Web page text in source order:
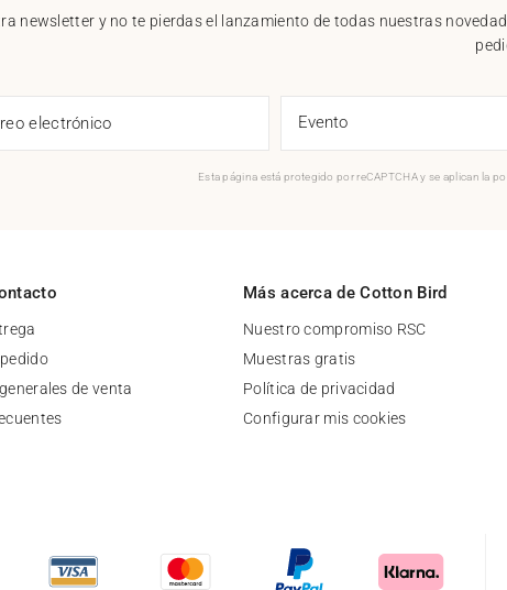
newsletter y no te pierdas el lanzamiento de todas nuestras
electrónico
Esta página está protegido por reCAPTCHA y se aplican la
de venta
Más acerca de Cotton Bird
Nuestro compromiso RSC
Muestras gratis
Política de privacidad
Configurar mis cookies